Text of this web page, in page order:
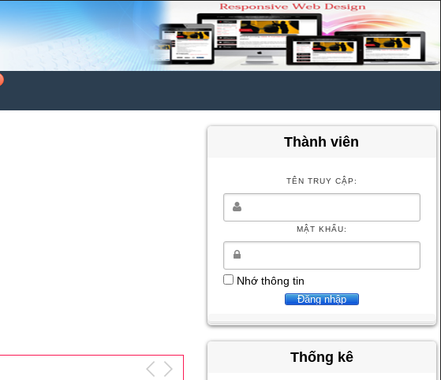
Thành viên
TÊN TRUY CẬP:
MẬT KHẨU:
Nhớ thông tin
Thống kê